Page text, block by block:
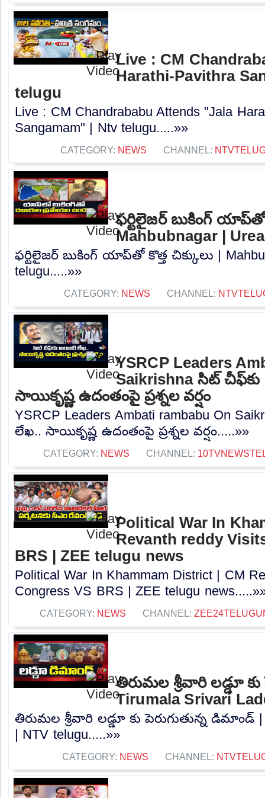
Live : CM
Harathi-Pavithra
telugu
Live : CM Chandrababu Attends "Jala
Sangamam" | Ntv telugu.....»»
CATEGORY: NEWS CHANNEL:
ఫర్టిలైజర్ బుకింగ్ యాప్‌తో
Mahbubnagar |
ఫర్టిలైజర్ బుకింగ్ యాప్‌తో కొత్త చిక్కులు |
telugu.....»»
CATEGORY: NEWS CHANNEL:
YSRCP Leaders
Saikrishna సిట్
సాయికృష్ణ ఉదంతంపై ప్రశ్నల వర్షం
YSRCP Leaders Ambati rambabu On
లేఖ.. సాయికృష్ణ ఉదంతంపై ప్రశ్నల వర్షం.....»»
CATEGORY: NEWS CHANNEL:
Political War In
Revanth reddy
BRS | ZEE telugu news
Political War In Khammam District | CM
Congress VS BRS | ZEE telugu
CATEGORY: NEWS CHANNEL:
తిరుమల శ్రీవారి లడ్డూ
Tirumala Srivari
తిరుమల శ్రీవారి లడ్డూ కు పెరుగుతున్న డిమాండ్ |
| NTV telugu.....»»
CATEGORY: NEWS CHANNEL: